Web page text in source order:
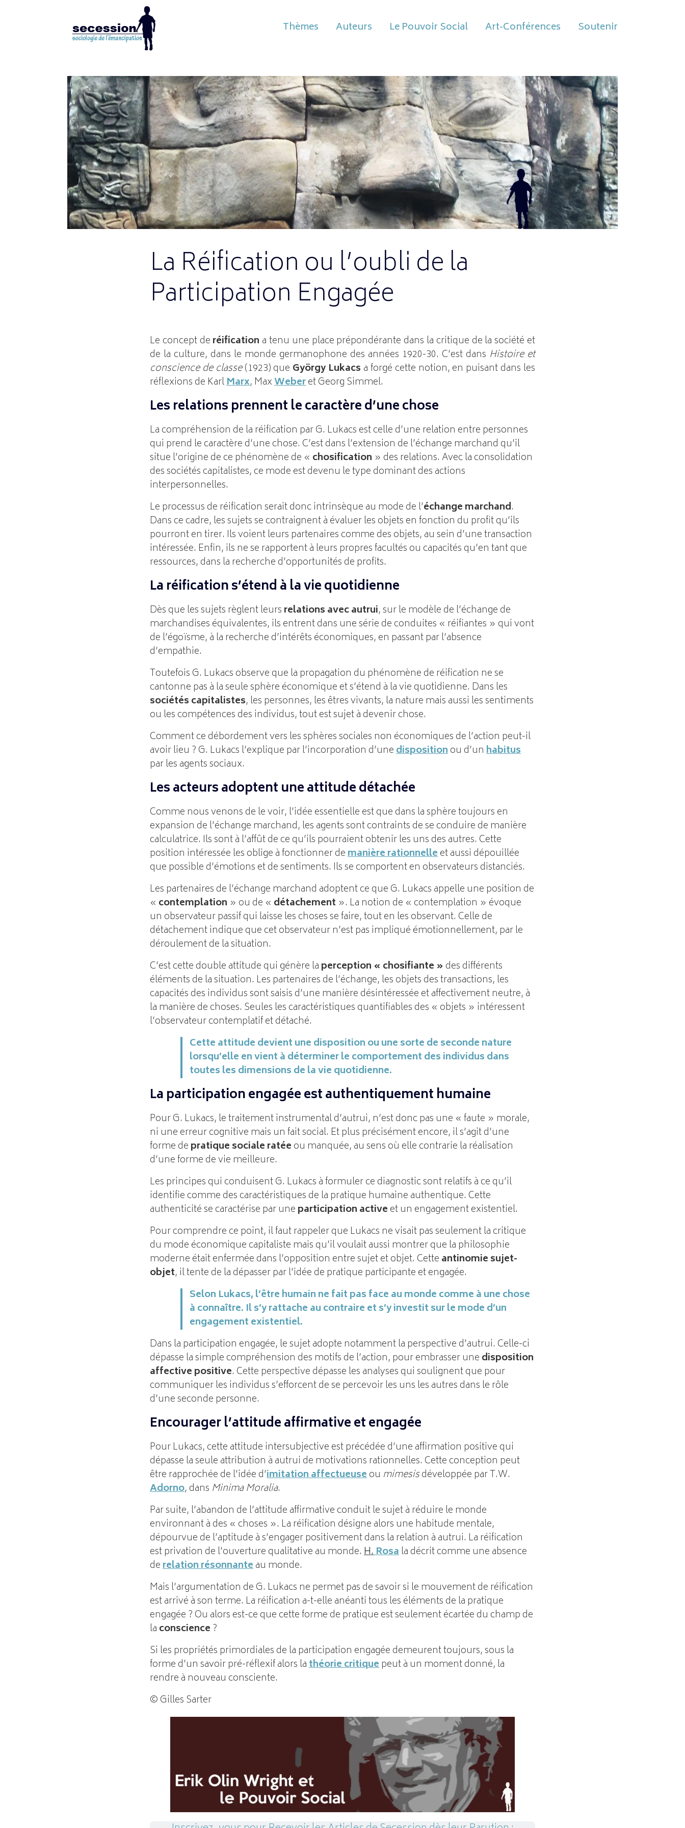
Thèmes Auteurs Le Pouvoir Social Art-Conférences Soutenir
La Réification ou l’oubli de la
Participation Engagée
Le concept deréification a tenu une place prépondérante dans la critique de la société et
de la culture, dans le monde germanophone des années 1920-30. C’est dans Histoire et
conscience de classe(1923) que György Lukacs a forgé cette notion, en puisant dans les
réflexions de KarlMarx, MaxWeberet Georg Simmel.
Les relations prennent le caractère d’une chose
La compréhension de la réification par G. Lukacs est celle d’une relation entre personnes
qui prend le caractère d’une chose. C’est dans l’extension de l’échange marchand qu’il
situe l’origine de ce phénomène de « chosification » des relations. Avec la consolidation
des sociétés capitalistes, ce mode est devenu le type dominant des actions
interpersonnelles.
Le processus de réification serait donc intrinsèque au mode de l’échange marchand.
Dans ce cadre, les sujets se contraignent à évaluer les objets en fonction du profit qu’ils
pourront en tirer. Ils voient leurs partenaires comme des objets, au sein d’une transaction
intéressée. Enfin, ils ne se rapportent à leurs propres facultés ou capacités qu’en tant que
ressources, dans la recherche d’opportunités de profits.
La réification s’étend à la vie quotidienne
Dès que les sujets règlent leursrelations avec autrui, sur le modèle de l’échange de
marchandises équivalentes, ils entrent dans une série de conduites « réifiantes » qui vont
de l’égoïsme, à la recherche d’intérêts économiques, en passant par l’absence
d’empathie.
Toutefois G. Lukacs observe que la propagation du phénomène de réification ne se
cantonne pas à la seule sphère économique et s’étend à la vie quotidienne. Dans les
sociétés capitalistes, les personnes, les êtres vivants, la nature mais aussi les sentiments
ou les compétences des individus, tout est sujet à devenir chose.
Comment ce débordement vers les sphères sociales non économiques de l’action peut-il
avoir lieu ? G. Lukacs l’explique par l’incorporation d’unedispositionou d’unhabitus
par les agents sociaux.
Les acteurs adoptent une attitude détachée
Comme nous venons de le voir, l’idée essentielle est que dans la sphère toujours en
expansion de l’échange marchand, les agents sont contraints de se conduire de manière
calculatrice. Ils sont à l’affût de ce qu’ils pourraient obtenir les uns des autres. Cette
position intéressée les oblige à fonctionner demanière rationnelleet aussi dépouillée
que possible d’émotions et de sentiments. Ils se comportent en observateurs distanciés.
Les partenaires de l’échange marchand adoptent ce que G. Lukacs appelle une position de
« contemplation » ou de « détachement ». La notion de « contemplation » évoque
un observateur passif qui laisse les choses se faire, tout en les observant. Celle de
détachement indique que cet observateur n’est pas impliqué émotionnellement, par le
déroulement de la situation.
C’est cette double attitude qui génère laperception « chosifiante » des différents
éléments de la situation. Les partenaires de l’échange, les objets des transactions, les
capacités des individus sont saisis d’une manière désintéressée et affectivement neutre, à
la manière de choses. Seules les caractéristiques quantifiables des « objets » intéressent
l’observateur contemplatif et détaché.
Cette attitude devient une disposition ou une sorte de seconde nature
lorsqu’elle en vient à déterminer le comportement des individus dans
toutes les dimensions de la vie quotidienne.
La participation engagée est authentiquement humaine
Pour G. Lukacs, le traitement instrumental d’autrui, n’est donc pas une « faute » morale,
ni une erreur cognitive mais un fait social. Et plus précisément encore, il s’agit d’une
forme depratique sociale ratéeou manquée, au sens où elle contrarie la réalisation
d’une forme de vie meilleure.
Les principes qui conduisent G. Lukacs à formuler ce diagnostic sont relatifs à ce qu’il
identifie comme des caractéristiques de la pratique humaine authentique. Cette
authenticité se caractérise par uneparticipation activeet un engagement existentiel.
Pour comprendre ce point, il faut rappeler que Lukacs ne visait pas seulement la critique
du mode économique capitaliste mais qu’il voulait aussi montrer que la philosophie
moderne était enfermée dans l’opposition entre sujet et objet. Cetteantinomie sujet-
objet, il tente de la dépasser par l’idée de pratique participante et engagée.
Selon Lukacs, l’être humain ne fait pas face au monde comme à une chose
à connaître. Il s’y rattache au contraire et s’y investit sur le mode d’un
engagement existentiel.
Dans la participation engagée, le sujet adopte notamment la perspective d’autrui. Celle-ci
dépasse la simple compréhension des motifs de l’action, pour embrasser unedisposition
affective positive. Cette perspective dépasse les analyses qui soulignent que pour
communiquer les individus s’efforcent de se percevoir les uns les autres dans le rôle
d’une seconde personne.
Encourager l’attitude affirmative et engagée
Pour Lukacs, cette attitude intersubjective est précédée d’une affirmation positive qui
dépasse la seule attribution à autrui de motivations rationnelles. Cette conception peut
être rapprochée de l’idée d’imitation affectueuseou mimesisdéveloppée par T.W.
Adorno, dans Minima Moralia.
Par suite, l’abandon de l’attitude affirmative conduit le sujet à réduire le monde
environnant à des « choses ». La réification désigne alors une habitude mentale,
dépourvue de l’aptitude à s’engager positivement dans la relation à autrui. La réification
est privation de l’ouverture qualitative au monde.H.Rosala décrit comme une absence
derelation résonnanteau monde.
Mais l’argumentation de G. Lukacs ne permet pas de savoir si le mouvement de réification
est arrivé à son terme. La réification a-t-elle anéanti tous les éléments de la pratique
engagée ? Ou alors est-ce que cette forme de pratique est seulement écartée du champ de
laconscience?
Si les propriétés primordiales de la participation engagée demeurent toujours, sous la
forme d’un savoir pré-réflexif alors lathéorie critiquepeut à un moment donné, la
rendre à nouveau consciente.
© Gilles Sarter